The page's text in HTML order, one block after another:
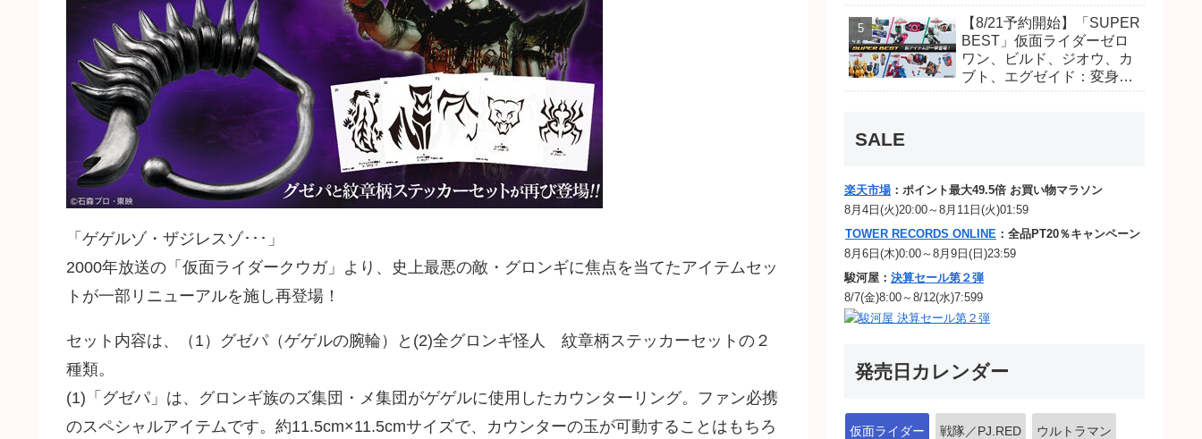
「ゲゲルゾ・ザジレスゾ･･･」
2000年放送の「仮面ライダークウガ」より、史上最悪の敵・グロンギに焦点を当てたアイテムセッ
トが一部リニューアルを施し再登場！
セット内容は、（1）グゼパ（ゲゲルの腕輪）と(2)全グロンギ怪人 紋章柄ステッカーセットの２
種類。
(1)「グゼパ」は、グロンギ族のズ集団・メ集団がゲゲルに使用したカウンターリング。ファン必携
のスペシャルアイテムです。約11.5cm×11.5cmサイズで、カウンターの玉が可動することはもちろ
(エタニティver.)」「ユカイ
ダーエモルギー」ほか豪華
特典付き！
【8/21予約開始】「SUPER
BEST」仮面ライダーゼロ
ワン、ビルド、ジオウ、カ
ブト、エグゼイド：変身ベ
SALE
楽天市場 ：ポイント最大49.5倍 お買い物マラソン
8月4日(火)20:00～8月11日(火)01:59
TOWER RECORDS ONLINE ：全品PT20％キャンペーン
8月6日(木)0:00～8月9日(日)23:59
駿河屋： 決算セール第２弾
8/7(金)8:00～8/12(水)7:599
発売日カレンダー
仮面ライダー 戦隊／PJ.RED ウルトラマン